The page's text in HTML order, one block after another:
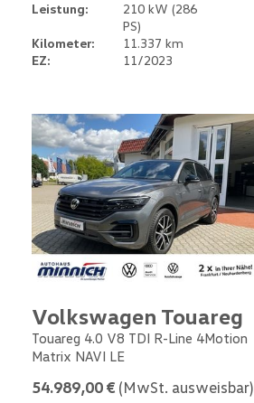
Leistung:
210 kW (286
PS)
Kilometer:
11.337 km
EZ:
11/2023
Volkswagen Touareg
Touareg 4.0 V8 TDI R-Line 4Motion
Matrix NAVI LE
54.989,00 € (MwSt. ausweisbar)